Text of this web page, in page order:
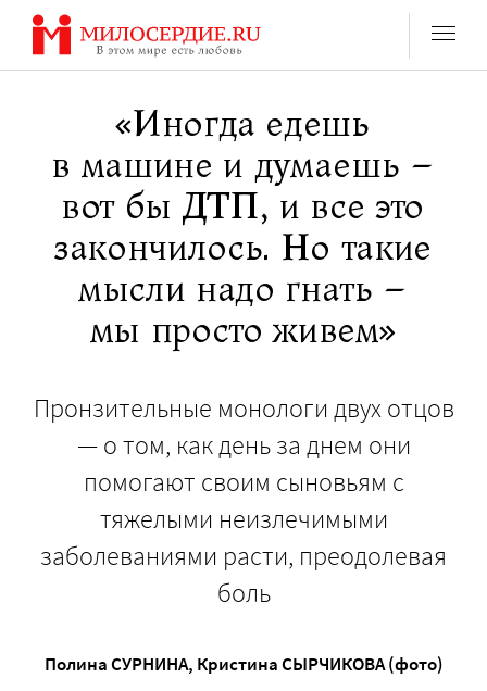
Перейти
содержанию
«Иногда едешь
в машине и думаешь –
вот бы ДТП, и все это
закончилось. Но такие
мысли надо гнать –
мы просто живем»
Пронзительные монологи двух отцов
— о том, как день за днем они
помогают своим сыновьям с
тяжелыми неизлечимыми
заболеваниями расти, преодолевая
боль
Полина СУРНИНА, Кристина СЫРЧИКОВА (фото)